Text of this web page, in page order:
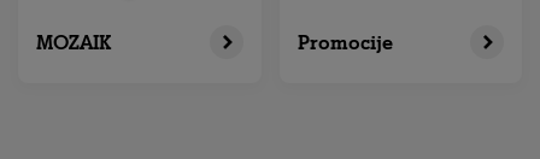
MOZAIK Promocije